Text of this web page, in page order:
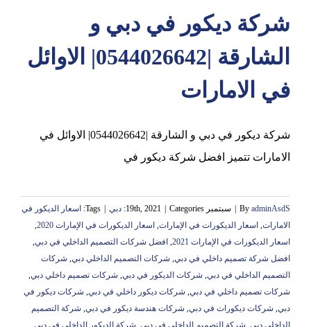
شركة ديكور في دبي و
الشارقة |0544026642| الاوائل
في الامارات
شركة ديكور في دبي و الشارقة |0544026642| الاوائل في
الامارات تتميز افضل شركة ديكور في
By adminAsdS سبتمبر 19th, 2021 Categories: دبي Tags:
اسعار الديكور في
الامارات, اسعار الديكورات في الإمارات, اسعار الديكورات في الإمارات 2020
,
اسعار الديكورات في الإمارات 2021
, افضل شركات التصميم الداخلي في دبي,
افضل شركة تصميم داخلي في دبي, شركات التصميم الداخلي دبي, شركات
التصميم الداخلي في دبي, شركات الديكور في دبي, شركات تصميم داخلي دبي,
شركات تصميم داخلي في دبي, شركات ديكور داخلي في دبي, شركات ديكور في
دبي, شركات ديكورات في دبي, شركات هندسة ديكور في دبي, شركة التصميم